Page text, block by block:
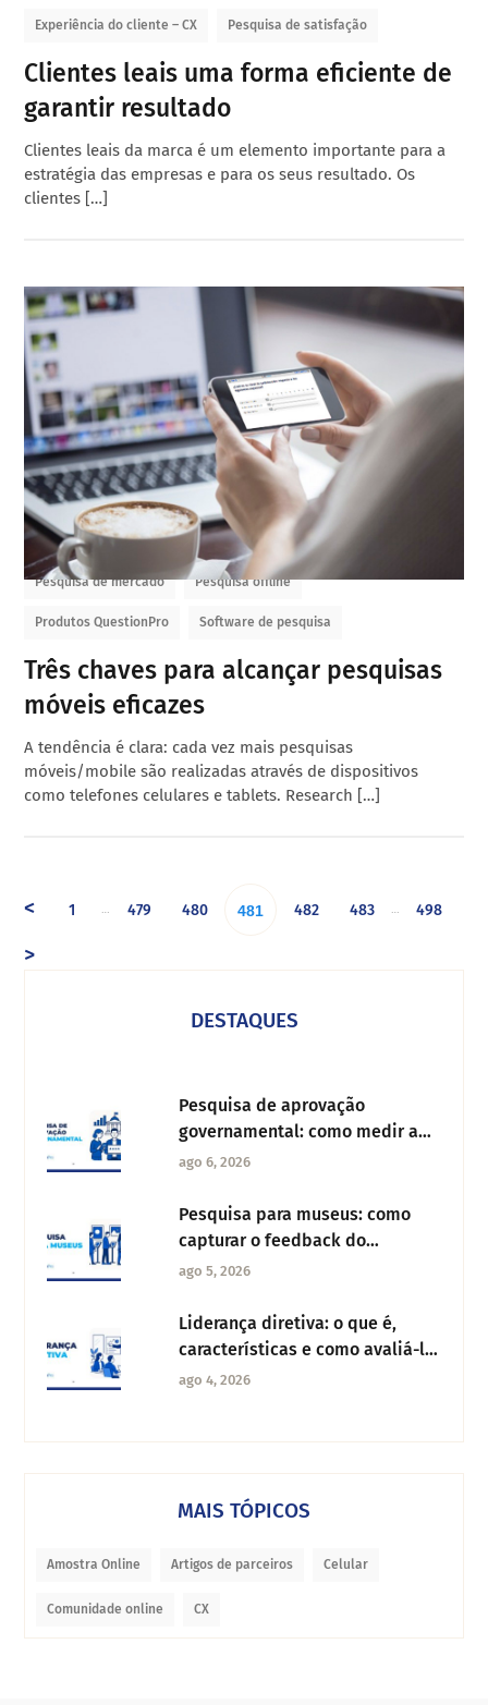
Experiência do cliente – CX Pesquisa de satisfação
Clientes leais uma forma eficiente de
garantir resultado
Clientes leais da marca é um elemento importante para a
estratégia das empresas e para os seus resultado. Os
clientes […]
Pesquisa de mercado Pesquisa offline
Produtos QuestionPro Software de pesquisa
Três chaves para alcançar pesquisas
móveis eficazes
A tendência é clara: cada vez mais pesquisas
móveis/mobile são realizadas através de dispositivos
como telefones celulares e tablets. Research […]
< 1 … 479 480 481 482 483 … 498
>
DESTAQUES
Pesquisa de aprovação
governamental: como medir a
confiança dos cidadãos
ago 6, 2026
Pesquisa para museus: como
capturar o feedback do
visitante e melhorar a
ago 5, 2026
Liderança diretiva: o que é,
características e como avaliá-la
na sua organização
ago 4, 2026
MAIS TÓPICOS
Amostra Online Artigos de parceiros Celular
Comunidade online CX